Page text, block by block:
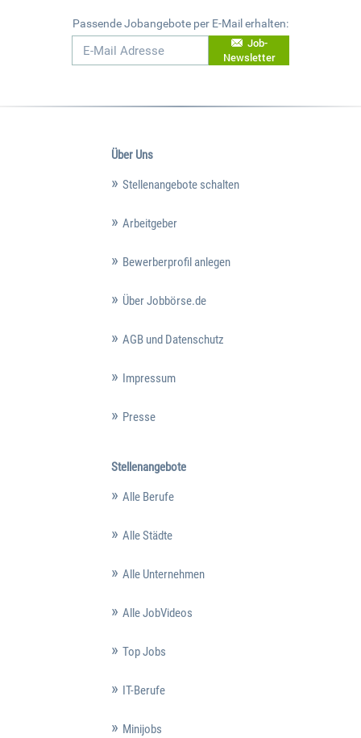
Passende Jobangebote per E-Mail erhalten:
Job-
Newsletter
Über Uns
Stellenangebote schalten
Arbeitgeber
Bewerberprofil anlegen
Über Jobbörse.de
AGB und Datenschutz
Impressum
Presse
Stellenangebote
Alle Berufe
Alle Städte
Alle Unternehmen
Alle JobVideos
Top Jobs
IT-Berufe
Minijobs